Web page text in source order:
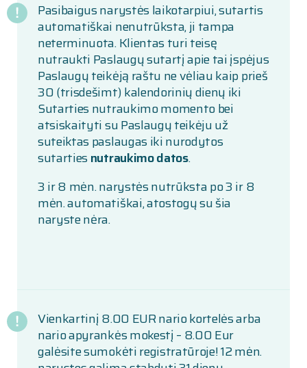
Pasibaigus narystės laikotarpiui, sutartis
automatiškai nenutrūksta, ji tampa
neterminuota. Klientas turi teisę
nutraukti Paslaugų sutartį apie tai įspėjus
Paslaugų teikėją raštu ne vėliau kaip prieš
30 (trisdešimt) kalendorinių dienų iki
Sutarties nutraukimo momento bei
atsiskaityti su Paslaugų teikėju už
suteiktas paslaugas iki nurodytos
sutartiesnutraukimo datos.
3 ir 8 mėn. narystės nutrūksta po 3 ir 8
mėn. automatiškai, atostogų su šia
naryste nėra.
Vienkartinį 8.00 EUR nario kortelės arba
nario apyrankės mokestį – 8.00 Eur
galėsite sumokėti registratūroje! 12 mėn.